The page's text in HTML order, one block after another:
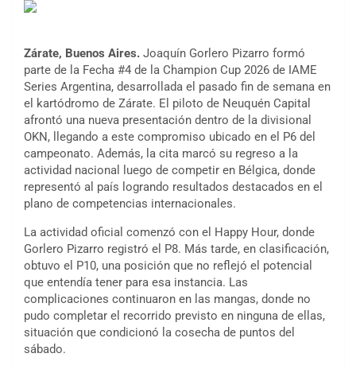
Zárate, Buenos Aires. Joaquín Gorlero Pizarro formó
parte de la Fecha #4 de la Champion Cup 2026 de IAME
Series Argentina, desarrollada el pasado fin de semana en
el kartódromo de Zárate. El piloto de Neuquén Capital
afrontó una nueva presentación dentro de la divisional
OKN, llegando a este compromiso ubicado en el P6 del
campeonato. Además, la cita marcó su regreso a la
actividad nacional luego de competir en Bélgica, donde
representó al país logrando resultados destacados en el
plano de competencias internacionales.
La actividad oficial comenzó con el Happy Hour, donde
Gorlero Pizarro registró el P8. Más tarde, en clasificación,
obtuvo el P10, una posición que no reflejó el potencial
que entendía tener para esa instancia. Las
complicaciones continuaron en las mangas, donde no
pudo completar el recorrido previsto en ninguna de ellas,
situación que condicionó la cosecha de puntos del
sábado.